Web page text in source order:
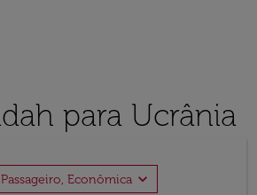
para Ucrânia
Econômica expand_more